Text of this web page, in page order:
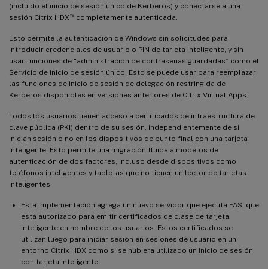
(incluido el inicio de sesión único de Kerberos) y conectarse a una
sesión Citrix HDX™completamente autenticada.
Esto permite la autenticación de Windows sin solicitudes para
introducir credenciales de usuario o PIN de tarjeta inteligente, y sin
usar funciones de “administración de contraseñas guardadas” como el
Servicio de inicio de sesión único. Esto se puede usar para reemplazar
las funciones de inicio de sesión de delegación restringida de
Kerberos disponibles en versiones anteriores de Citrix Virtual Apps.
Todos los usuarios tienen acceso a certificados de infraestructura de
clave pública (PKI) dentro de su sesión, independientemente de si
inician sesión o no en los dispositivos de punto final con una tarjeta
inteligente. Esto permite una migración fluida a modelos de
autenticación de dos factores, incluso desde dispositivos como
teléfonos inteligentes y tabletas que no tienen un lector de tarjetas
inteligentes.
Esta implementación agrega un nuevo servidor que ejecuta FAS, que
está autorizado para emitir certificados de clase de tarjeta
inteligente en nombre de los usuarios. Estos certificados se
utilizan luego para iniciar sesión en sesiones de usuario en un
entorno Citrix HDX como si se hubiera utilizado un inicio de sesión
con tarjeta inteligente.